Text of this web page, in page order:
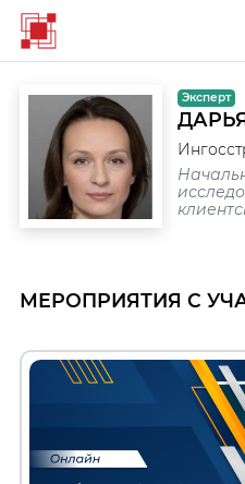
Эксперт
МЕРОПРИЯТИЯ С